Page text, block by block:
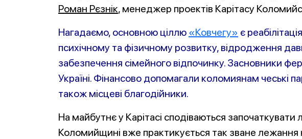
Роман Рєзнік, менеджер проектів Карітасу
Нагадаємо, основною ціллю «Ковчегу» є
психічному та фізичному розвитку, відродження
забезпечення сімейного відпочинку. Засновники
Україні. Фінансово допомагали коломиянам чеські
також місцеві благодійники.
На майбутнє у Карітасі сподіваються
Коломийщині вже практикується так зване лежання